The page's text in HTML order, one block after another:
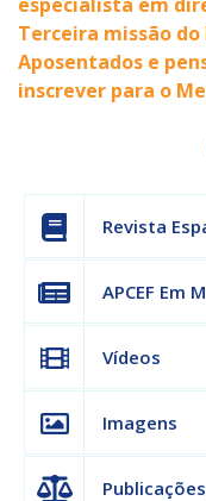
Terceira missão
Aposentados e
inscrever para o
Revista
APCEF Em
Vídeos
Imagens